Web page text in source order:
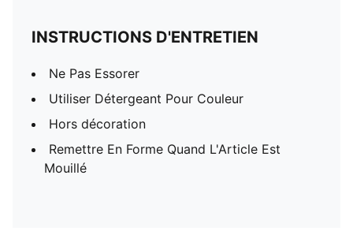
INSTRUCTIONS D'ENTRETIEN
Ne Pas Essorer
Utiliser Détergeant Pour Couleur
Hors décoration
Remettre En Forme Quand L'Article Est
Mouillé